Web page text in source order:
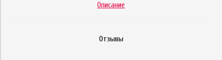
Описание
Отзывы